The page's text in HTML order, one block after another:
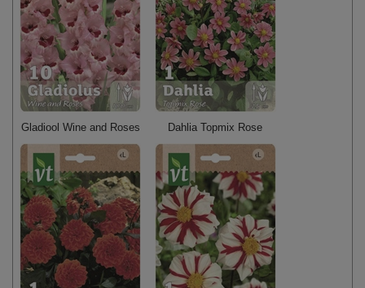
Gladiool Wine and Roses Dahlia Topmix Rose